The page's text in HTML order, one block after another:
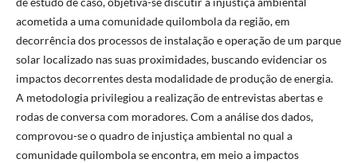
acometida a uma comunidade quilombola da região, em
decorrência dos processos de instalação e operação de um parque
solar localizado nas suas proximidades, buscando evidenciar os
impactos decorrentes desta modalidade de produção de energia.
A metodologia privilegiou a realização de entrevistas abertas e
rodas de conversa com moradores. Com a análise dos dados,
comprovou-se o quadro de injustiça ambiental no qual a
comunidade quilombola se encontra, em meio a impactos